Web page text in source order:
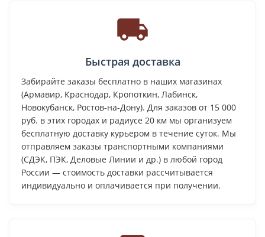
Быстрая доставка
Забирайте заказы бесплатно в наших магазинах
(Армавир, Краснодар, Кропоткин, Лабинск,
Новокубанск, Ростов-на-Дону). Для заказов от 15 000
руб. в этих городах и радиусе 20 км мы организуем
бесплатную доставку курьером в течение суток. Мы
отправляем заказы транспортными компаниями
(СДЭК, ПЭК, Деловые Линии и др.) в любой город
России — стоимость доставки рассчитывается
индивидуально и оплачивается при получении.